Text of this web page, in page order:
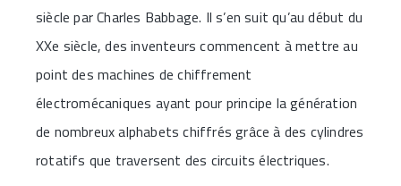
siècle par Charles Babbage. Il s’en suit qu’au début du
XXe siècle, des inventeurs commencent à mettre au
point des machines de chiffrement
électromécaniques ayant pour principe la génération
de nombreux alphabets chiffrés grâce à des cylindres
rotatifs que traversent des circuits électriques.